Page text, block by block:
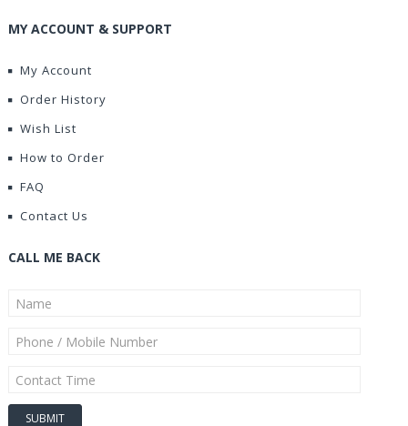
MY ACCOUNT & SUPPORT
My Account
Order History
Wish List
How to Order
FAQ
Contact Us
CALL ME BACK